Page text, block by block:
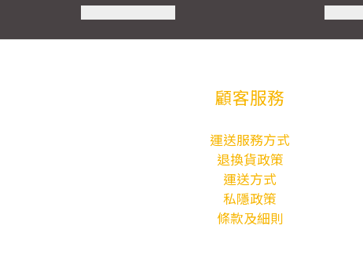
顧客服務
運送服務方式
退換貨政策
運送方式
私隱政策
條款及細則